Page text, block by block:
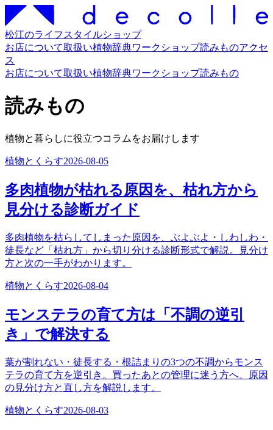
松江のライフスタイルショップ
お店について取扱い植物辞典ワークショップ読みものアクセ
ス
お店について取扱い植物辞典ワークショップ読みもの
読みもの
植物と暮らしに役立つコラムをお届けします
植物とくらす2026-08-05
多肉植物が枯れる原因を、枯れ方から
見分ける診断ガイド
多肉植物を枯らしてしまった原因を、ぶよぶよ・しわしわ・
徒長など「枯れ方」から切り分ける診断形式で解説。見分け
方と次の一手がわかります。
植物とくらす2026-08-04
モンステラの育て方は「不調の逆引
き」で解決する
葉が割れない・徒長する・根詰まりの3つの不調からモンス
テラの育て方を逆引き。買ったあとの管理に迷う方へ、原因
の見分け方と直し方を解説します。
植物とくらす2026-08-03